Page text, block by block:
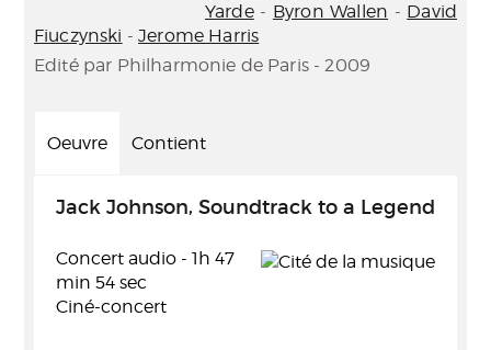
Yarde- Byron Wallen - David
Fiuczynski -Jerome Harris
Edité par Philharmonie de Paris - 2009
Oeuvre Contient
Jack Johnson, Soundtrack to a Legend
Concert audio - 1h 47
min 54 sec
Ciné-concert